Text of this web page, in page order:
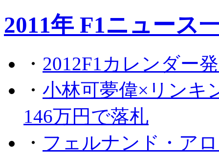
2011年 F1ニュース
・ 2012F1カレンダー
・ 小林可夢偉×リンキ
146万円で落札
・ フェルナンド・ア